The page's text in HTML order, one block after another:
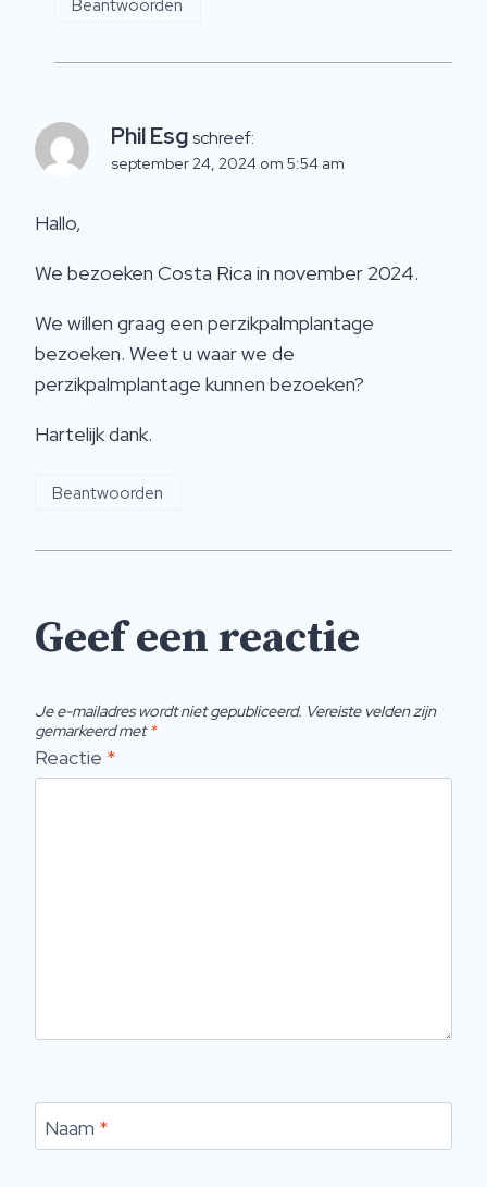
Beantwoorden
Phil Esgschreef:
september 24, 2024 om 5:54 am
Hallo,
We bezoeken Costa Rica in november 2024.
We willen graag een perzikpalmplantage
bezoeken. Weet u waar we de
perzikpalmplantage kunnen bezoeken?
Hartelijk dank.
Beantwoorden
Geef een reactie
Je e-mailadres wordt niet gepubliceerd. Vereiste velden zijn
gemarkeerd met*
Reactie *
Naam *